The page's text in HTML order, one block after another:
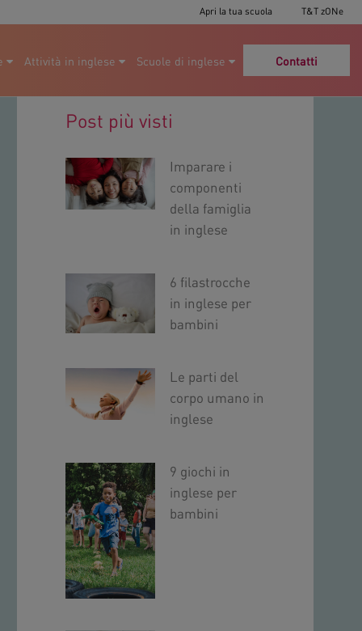
Apri la tua scuola T&T zONe
Attività in inglese Scuole di inglese Contatti
Post più visti
Imparare i
componenti
della famiglia
in inglese
6 filastrocche
in inglese per
bambini
Le parti del
corpo umano in
inglese
9 giochi in
inglese per
bambini